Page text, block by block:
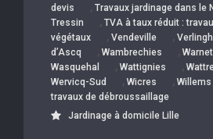
devis
, Travaux jardinage dans le
Tressin , TVA à taux réduit :
végétaux , Vendeville ,
d’Ascq
, Wambrechies ,
Wasquehal , Wattignies ,
Wervicq-Sud , Wicres , Willems
travaux de débroussaillage
Jardinage à domicile Lille